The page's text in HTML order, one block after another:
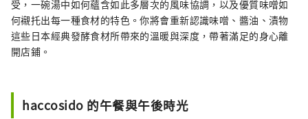
受，一碗湯中如何蘊含如此多層次的風味協調，以及優質味噌如
何襯托出每一種食材的特色。你將會重新認識味噌、醬油、漬物
這些日本經典發酵食材所帶來的溫暖與深度，帶著滿足的身心離
開店鋪。
haccosido 的午餐與午後時光